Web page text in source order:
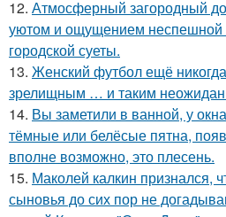
12. Атмосферный загородный
уютом и ощущением неспешной
городской суеты.
13. Женский футбол ещё
зрелищным … и таким
14. Вы заметили в ванной, у
тёмные или белёсые пятна,
вполне возможно, это плесень.
15. Маколей калкин признался,
сыновья до сих пор не